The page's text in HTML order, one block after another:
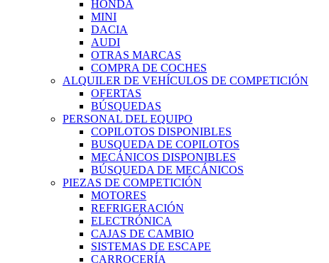
HONDA
MINI
DACIA
AUDI
OTRAS MARCAS
COMPRA DE COCHES
ALQUILER DE VEHÍCULOS DE COMPETICIÓN
OFERTAS
BÚSQUEDAS
PERSONAL DEL EQUIPO
COPILOTOS DISPONIBLES
BUSQUEDA DE COPILOTOS
MECÁNICOS DISPONIBLES
BÚSQUEDA DE MECÁNICOS
PIEZAS DE COMPETICIÓN
MOTORES
REFRIGERACIÓN
ELECTRÓNICA
CAJAS DE CAMBIO
SISTEMAS DE ESCAPE
CARROCERÍA